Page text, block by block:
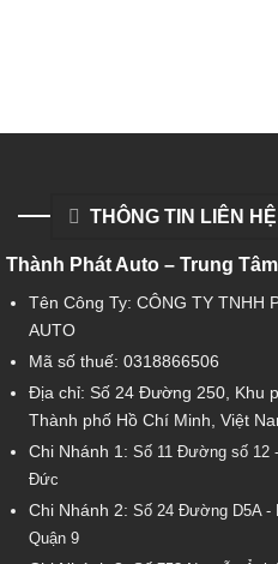
THÔNG TIN LIÊN
Thành Phát Auto – Trung
Tên Công Ty: CÔNG TY TNHH
AUTO
Mã số thuế: 0318866506
Địa chỉ: Số 24 Đường 250, Khu
Thành phố Hồ Chí Minh, Việt
Chi Nhánh 1: Số 11 Đường số 12
Đức
Chi Nhánh 2: Số 24 Đường D5A -
Quận 9